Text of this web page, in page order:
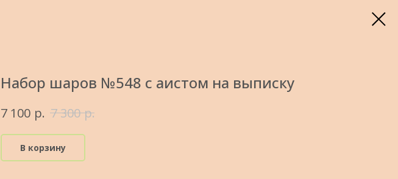
Набор шаров №548 с аистом на выписку
7 100 р. 7 300 р.
В корзину